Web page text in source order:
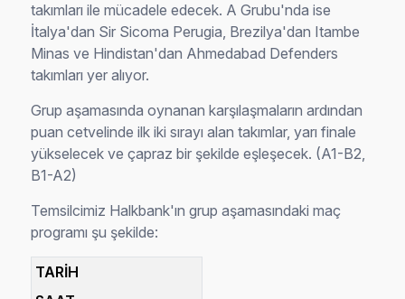
takımları ile mücadele edecek. A Grubu'nda ise
İtalya'dan Sir Sicoma Perugia, Brezilya'dan Itambe
Minas ve Hindistan'dan Ahmedabad Defenders
takımları yer alıyor.
Grup aşamasında oynanan karşılaşmaların ardından
puan cetvelinde ilk iki sırayı alan takımlar, yarı finale
yükselecek ve çapraz bir şekilde eşleşecek. (A1-B2,
B1-A2)
Temsilcimiz Halkbank'ın grup aşamasındaki maç
programı şu şekilde:
TARİH